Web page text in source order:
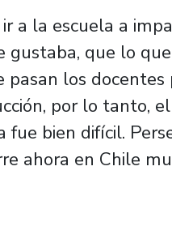
a la escuela a
que lo
pasan los
por lo tanto,
fue bien difícil.
ahora en Chile